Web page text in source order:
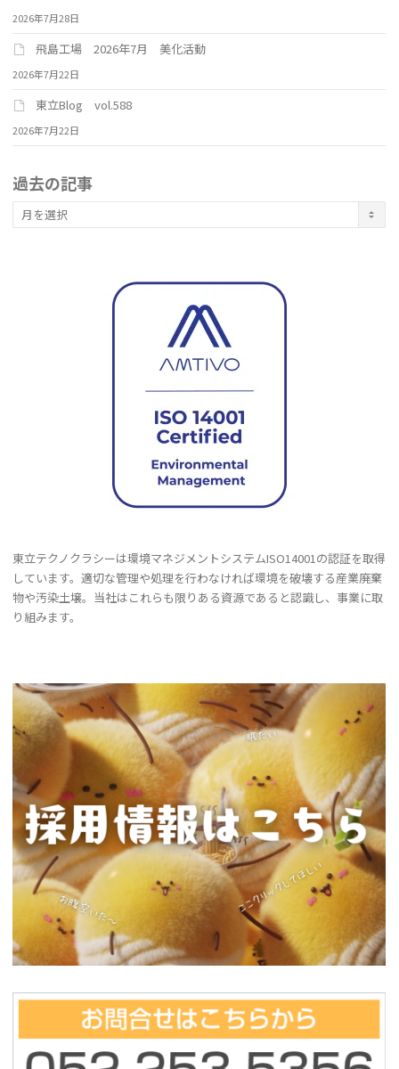
2026年7月28日
飛島工場 2026年7月 美化活動
2026年7月22日
東立Blog vol.588
2026年7月22日
過去の記事
去
東立テクノクラシーは環境マネジメントシステムISO14001の認証を取得
しています。適切な管理や処理を行わなければ環境を破壊する産業廃棄
物や汚染土壌。当社はこれらも限りある資源であると認識し、事業に取
り組みます。